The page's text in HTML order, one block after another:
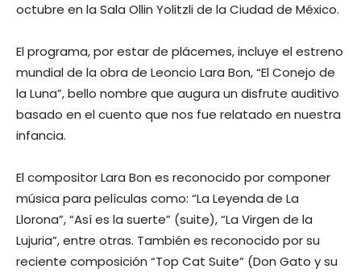
octubre en la Sala Ollin Yolitzli de la Ciudad de México.
El programa, por estar de plácemes, incluye el estreno
mundial de la obra de Leoncio Lara Bon, “El Conejo de
la Luna”, bello nombre que augura un disfrute auditivo
basado en el cuento que nos fue relatado en nuestra
infancia.
El compositor Lara Bon es reconocido por componer
música para películas como: “La Leyenda de La
Llorona”, “Así es la suerte” (suite), “La Virgen de la
Lujuria”, entre otras. También es reconocido por su
reciente composición “Top Cat Suite” (Don Gato y su